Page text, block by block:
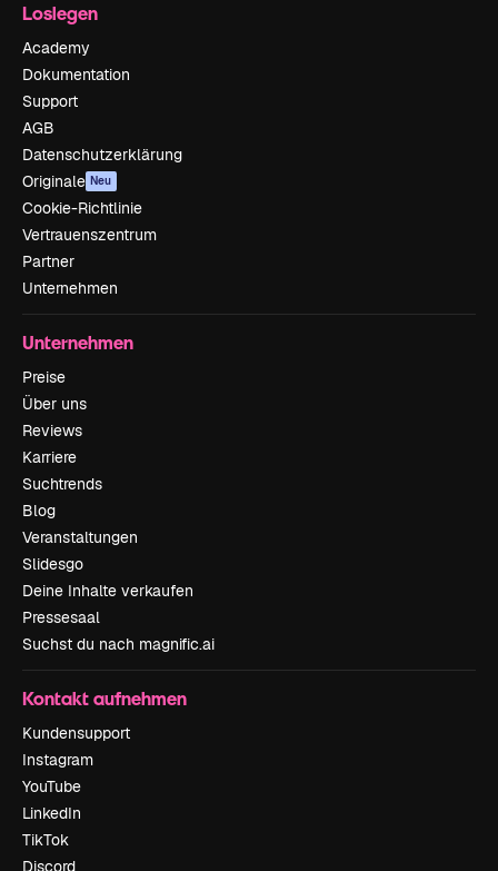
Loslegen
Academy
Dokumentation
Support
AGB
Datenschutzerklärung
Originale Neu
Cookie-Richtlinie
Vertrauenszentrum
Partner
Unternehmen
Unternehmen
Preise
Über uns
Reviews
Karriere
Suchtrends
Blog
Veranstaltungen
Slidesgo
Deine Inhalte verkaufen
Pressesaal
Suchst du nach magnific.ai
Kontakt aufnehmen
Kundensupport
Instagram
YouTube
LinkedIn
TikTok
Discord